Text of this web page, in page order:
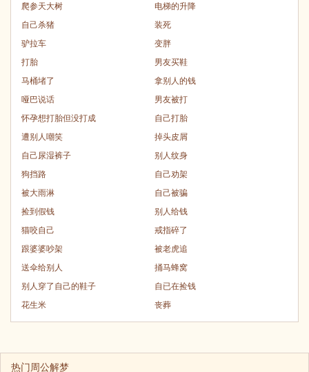
爬参天大树
电梯的升降
自己杀猪
装死
驴拉车
变胖
打胎
男友买鞋
马桶堵了
拿别人的钱
哑巴说话
男友被打
怀孕想打胎但没打成
自己打胎
遭别人嘲笑
掉头皮屑
自己尿湿裤子
别人纹身
狗挡路
自己劝架
被大雨淋
自己被骗
捡到假钱
别人给钱
猫咬自己
戒指碎了
跟婆婆吵架
被老虎追
送伞给别人
捅马蜂窝
别人穿了自己的鞋子
自已在捡钱
花生米
丧葬
热门周公解梦